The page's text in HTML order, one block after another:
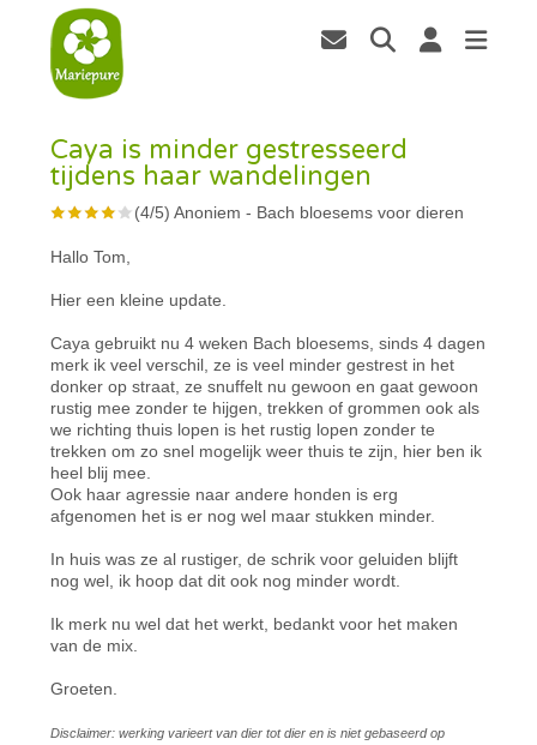
Caya is minder gestresseerd
tijdens haar wandelingen
(4/5)Anoniem - Bach bloesems voor dieren
Hallo Tom,
Hier een kleine update.
Caya gebruikt nu 4 weken Bach bloesems, sinds 4 dagen
merk ik veel verschil, ze is veel minder gestrest in het
donker op straat, ze snuffelt nu gewoon en gaat gewoon
rustig mee zonder te hijgen, trekken of grommen ook als
we richting thuis lopen is het rustig lopen zonder te
trekken om zo snel mogelijk weer thuis te zijn, hier ben ik
heel blij mee.
Ook haar agressie naar andere honden is erg
afgenomen het is er nog wel maar stukken minder.
In huis was ze al rustiger, de schrik voor geluiden blijft
nog wel, ik hoop dat dit ook nog minder wordt.
Ik merk nu wel dat het werkt, bedankt voor het maken
van de mix.
Groeten.
Disclaimer: werking varieert van dier tot dier en is niet gebaseerd op